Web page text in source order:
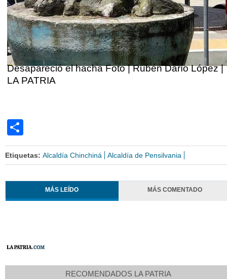
Desapareció el hacha Foto | Rubén Darío López |
LA PATRIA
Etiquetas: Alcaldía Chinchiná Alcaldía de Pensilvania
MÁS LEÍDO MÁS COMENTADO
RECOMENDADOS LA PATRIA